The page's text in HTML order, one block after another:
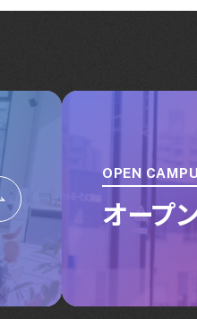
OPEN
オープ